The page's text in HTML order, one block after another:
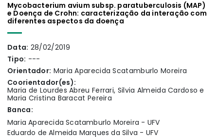
Mycobacterium avium subsp. paratuberculosis (MAP)
e Doença de Crohn: caracterização da interação com
diferentes aspectos da doença
Data: 28/02/2019
Tipo: ---
Orientador: Maria Aparecida Scatamburlo Moreira
Coorientador(es):
Maria de Lourdes Abreu Ferrari, Silvia Almeida Cardoso e
Maria Cristina Baracat Pereira
Banca:
Maria Aparecida Scatamburlo Moreira - UFV
Eduardo de Almeida Marques da Silva - UFV